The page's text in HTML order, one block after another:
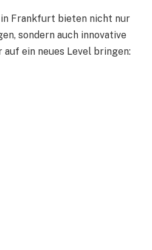
Frankfurt bieten nicht nur
sondern auch innovative
ein neues Level bringen: